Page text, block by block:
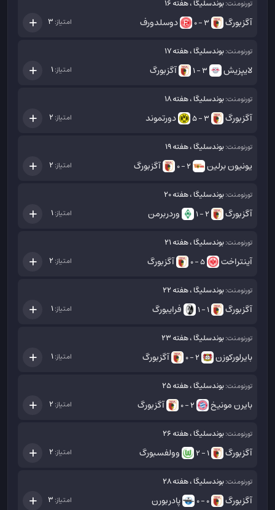
تورنومنت:بوندسلیگا ، هفته 16
آگزبورگ 3 - 0 دوسلدورف امتیاز: 3
تورنومنت:بوندسلیگا ، هفته 17
لایپزیش 3 - 1 آگزبورگ امتیاز:1
تورنومنت:بوندسلیگا ، هفته 18
آگزبورگ 3 - 5 دورتموند امتیاز: 2
تورنومنت:بوندسلیگا ، هفته 19
یونیون برلین 2 - 0 آگزبورگ امتیاز: 2
تورنومنت:بوندسلیگا ، هفته 20
آگزبورگ 2 - 1 وردربرمن امتیاز:1
تورنومنت:بوندسلیگا ، هفته 21
آینتراخت 5 - 0 آگزبورگ امتیاز: 2
تورنومنت:بوندسلیگا ، هفته 22
آگزبورگ 1 - 1 فرایبورگ امتیاز:1
تورنومنت:بوندسلیگا ، هفته 23
بایرلورکوزن 2 - 0 آگزبورگ امتیاز:1
تورنومنت:بوندسلیگا ، هفته 25
بایرن مونیخ 2 - 0 آگزبورگ امتیاز: 2
تورنومنت:بوندسلیگا ، هفته 26
آگزبورگ 1 - 2 وولفسبورگ امتیاز: 2
تورنومنت:بوندسلیگا ، هفته 28
آگزبورگ 0 - 0 پادربورن امتیاز: 3